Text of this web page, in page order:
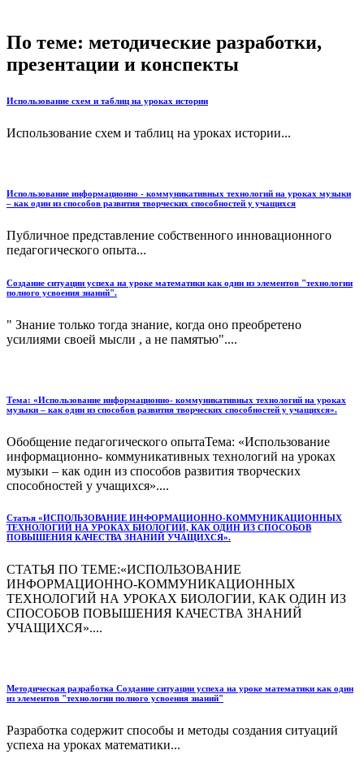
По теме: методические разработки,
презентации и конспекты
Использование схем и таблиц на уроках истории
Использование схем и таблиц на уроках истории...
Использование информационно - коммуникативных технологий на уроках музыки
– как один из способов развития творческих способностей у учащихся
Публичное представление собственного инновационного
педагогического опыта...
Создание ситуации успеха на уроке математики как один из элементов "технологии
полного усвоения знаний".
" Знание только тогда знание, когда оно преобретено
усилиями своей мысли , а не памятью"....
Тема: «Использование информационно- коммуникативных технологий на уроках
музыки – как один из способов развития творческих способностей у учащихся».
Обобщение педагогического опытаТема: «Использование
информационно- коммуникативных технологий на уроках
музыки – как один из способов развития творческих
способностей у учащихся»....
Статья «ИСПОЛЬЗОВАНИЕ ИНФОРМАЦИОННО-КОММУНИКАЦИОННЫХ
ТЕХНОЛОГИЙ НА УРОКАХ БИОЛОГИИ, КАК ОДИН ИЗ СПОСОБОВ
ПОВЫШЕНИЯ КАЧЕСТВА ЗНАНИЙ УЧАЩИХСЯ».
СТАТЬЯ ПО ТЕМЕ:«ИСПОЛЬЗОВАНИЕ
ИНФОРМАЦИОННО-КОММУНИКАЦИОННЫХ
ТЕХНОЛОГИЙ НА УРОКАХ БИОЛОГИИ, КАК ОДИН ИЗ
СПОСОБОВ ПОВЫШЕНИЯ КАЧЕСТВА ЗНАНИЙ
УЧАЩИХСЯ»....
Методическая разработка Создание ситуации успеха на уроке математики как один
из элементов "технологии полного усвоения знаний"
Разработка содержит способы и методы создания ситуаций
успеха на уроках математики...